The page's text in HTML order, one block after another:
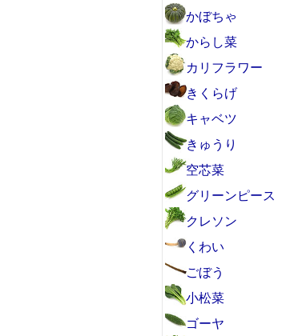
かぼちゃ
からし菜
カリフラワー
きくらげ
キャベツ
きゅうり
空芯菜
グリーンピース
クレソン
くわい
ごぼう
小松菜
ゴーヤ